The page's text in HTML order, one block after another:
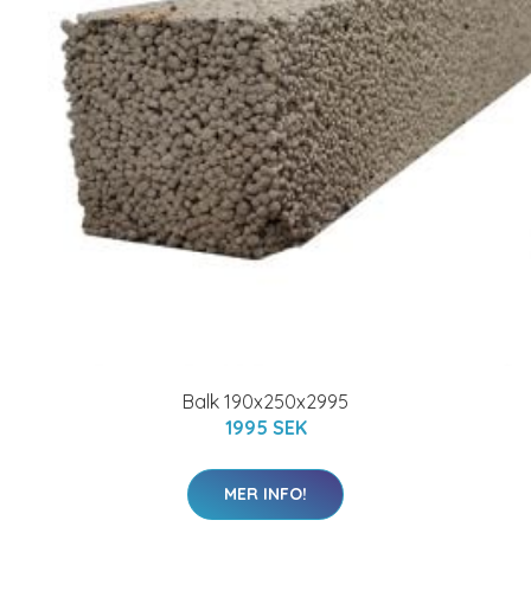
Balk 190x250x2995
1995 SEK
MER INFO!